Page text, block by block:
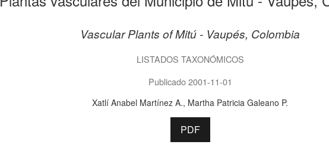
Vascular Plants of Mitú - Vaupés, Colombia
LISTADOS TAXONÓMICOS
Publicado 2001-11-01
Xatlí Anabel Martínez A. Martha Patricia Galeano P.
PDF